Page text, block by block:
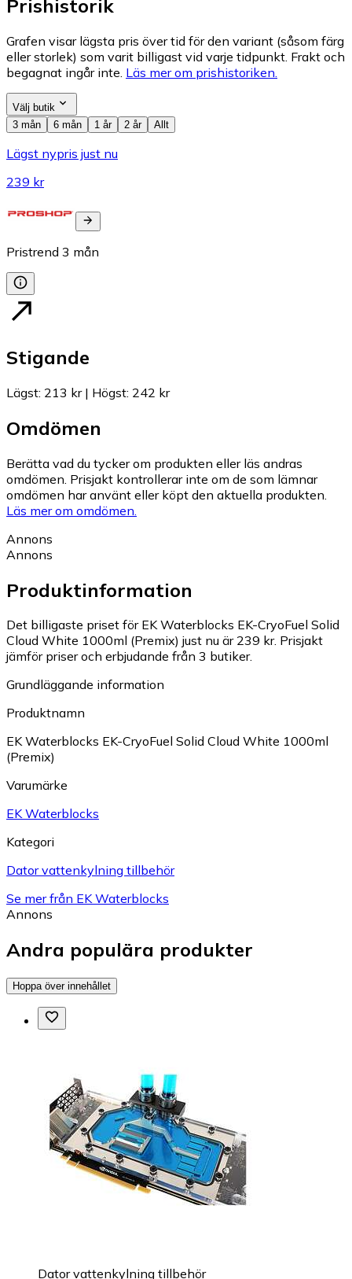
Prishistorik
Grafen visar lägsta pris över tid för den variant (såsom färg
eller storlek) som varit billigast vid varje tidpunkt. Frakt och
begagnat ingår inte. Läs mer om prishistoriken.
Välj butik
3 mån
6 mån 1 år 2 år Allt
Lägst nypris just nu
239 kr
Pristrend 3 mån
Stigande
Lägst: 213 kr| Högst: 242 kr
Omdömen
Berätta vad du tycker om produkten eller läs andras
omdömen. Prisjakt kontrollerar inte om de som lämnar
omdömen har använt eller köpt den aktuella produkten.
Läs mer om omdömen.
Annons
Annons
Produktinformation
Det billigaste priset för EK Waterblocks EK-CryoFuel Solid
Cloud White 1000ml (Premix) just nu är 239 kr. Prisjakt
jämför priser och erbjudande från 3 butiker.
Grundläggande information
Produktnamn
EK Waterblocks EK-CryoFuel Solid Cloud White 1000ml
(Premix)
Varumärke
EK Waterblocks
Kategori
Dator vattenkylning tillbehör
Se mer från EK Waterblocks
Annons
Andra populära produkter
Hoppa över innehållet
Dator vattenkylning tillbehör